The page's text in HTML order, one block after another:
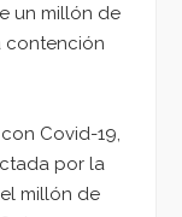
un millón de
contención
Covid-19,
por la
millón de